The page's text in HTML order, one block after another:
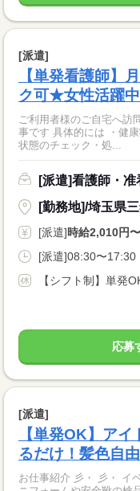
[派遣]
【単発看護師
ク可★女性活躍中
ご利用者様のご自宅へ訪
事です 具体的には ・健
状態のチェック・処...
[派遣]看護師・准
[勤務地]/埼玉県
[派遣]時給2,010円
[派遣]08:30〜17:30
応募
[派遣]
【単発OK】ア
るだけ！髪色自由
お仕事紹介 彡・ 彡・ イ